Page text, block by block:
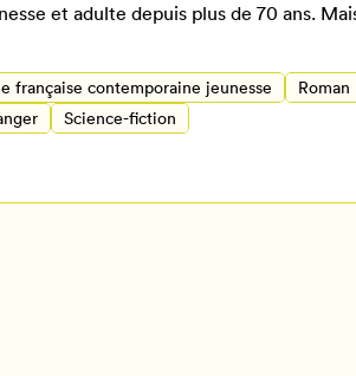
et adulte depuis plus de 70 ans.
française contemporaine jeunesse
Roman
Science-fiction
votre profil